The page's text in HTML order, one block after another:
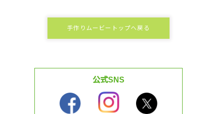
手作りムービートップへ戻る
公式SNS